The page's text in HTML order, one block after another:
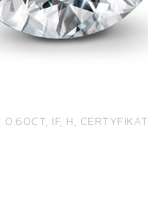
IF, H, CERTYFIKAT